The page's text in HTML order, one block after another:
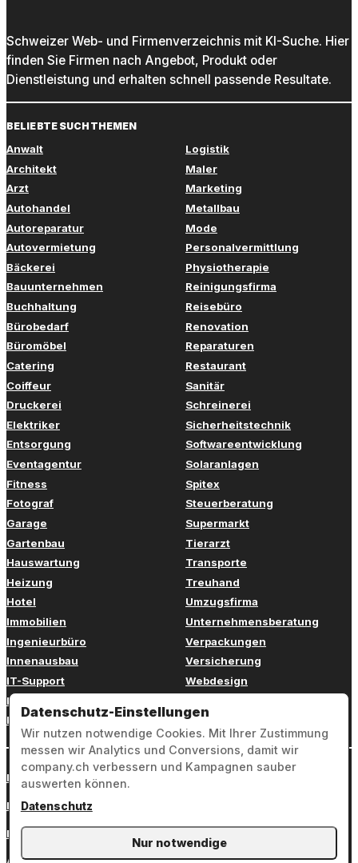
Schweizer Web- und Firmenverzeichnis mit KI-Suche. Hier
finden Sie Firmen nach Angebot, Produkt oder
Dienstleistung und erhalten schnell passende Resultate.
BELIEBTE SUCHTHEMEN
Anwalt
Architekt
Arzt
Autohandel
Autoreparatur
Autovermietung
Bäckerei
Bauunternehmen
Buchhaltung
Bürobedarf
Büromöbel
Catering
Coiffeur
Druckerei
Elektriker
Entsorgung
Eventagentur
Fitness
Fotograf
Garage
Gartenbau
Hauswartung
Heizung
Hotel
Immobilien
Ingenieurbüro
Innenausbau
IT-Support
Kinderbetreuung
Kosmetik
Logistik
Maler
Marketing
Metallbau
Mode
Personalvermittlung
Physiotherapie
Reinigungsfirma
Reisebüro
Renovation
Reparaturen
Restaurant
Sanitär
Schreinerei
Sicherheitstechnik
Softwareentwicklung
Solaranlagen
Spitex
Steuerberatung
Supermarkt
Tierarzt
Transporte
Treuhand
Umzugsfirma
Unternehmensberatung
Verpackungen
Versicherung
Webdesign
Zahnarzt
Login
Impressum
Datenschutz
Datenschutz-Einstellungen
Wir nutzen notwendige Cookies. Mit Ihrer Zustimmung
messen wir Analytics und Conversions, damit wir
company.ch verbessern und Kampagnen sauber
auswerten können.
Datenschutz
Nur notwendige